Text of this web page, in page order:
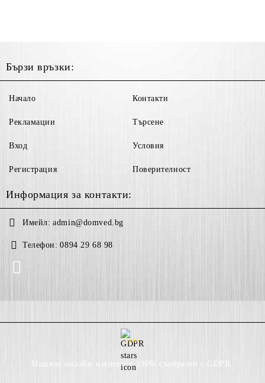
Бързи връзки:
Начало
Рекламации
Вход
Регистрация
Контакти
Търсене
Условия
Поверителност
Информация за контакти:
Имейл: admin@domved.bg
Телефон: 0894 29 68 98
GDPR
Нашият онлайн магазин е 100% съобразен с GDPR.